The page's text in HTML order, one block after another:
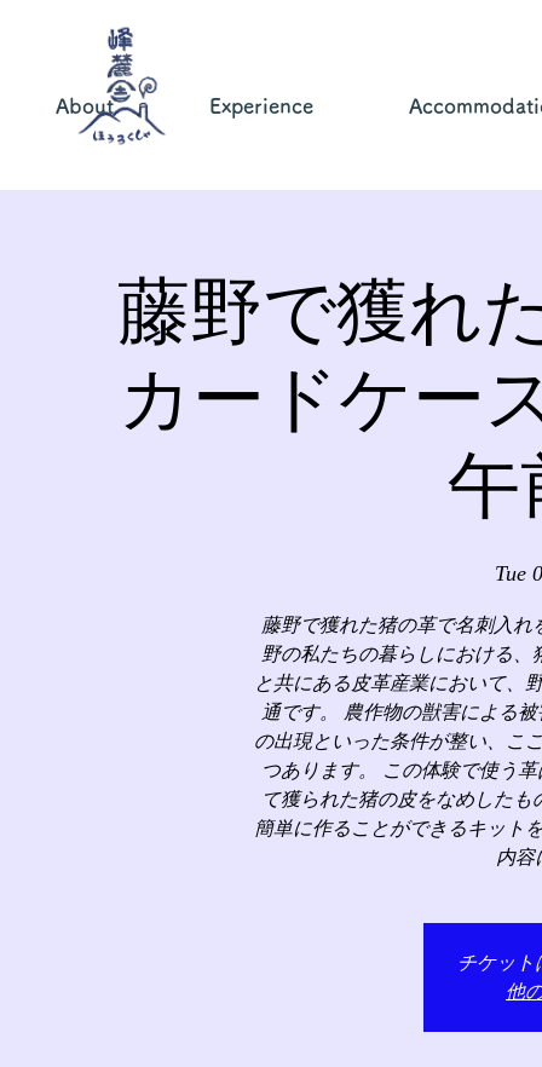
About Experience
藤野で獲れ
カードケー
午
Tue
藤野で獲れた猪の革で名刺入
野の私たちの暮らしにおける
と共にある皮革産業において、
通です。 農作物の獣害による
の出現といった条件が整い、こ
つあります。 この体験で使う
て獲られた猪の皮をなめした
簡単に作ることができるキット
内容
チケット
他